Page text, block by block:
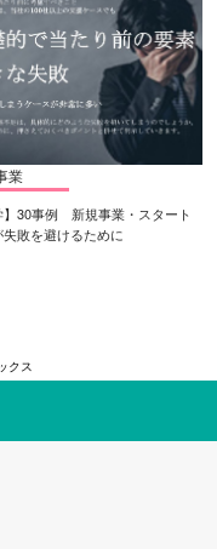
業
】30事例 新規事業・スタート
失敗を避けるために
クス